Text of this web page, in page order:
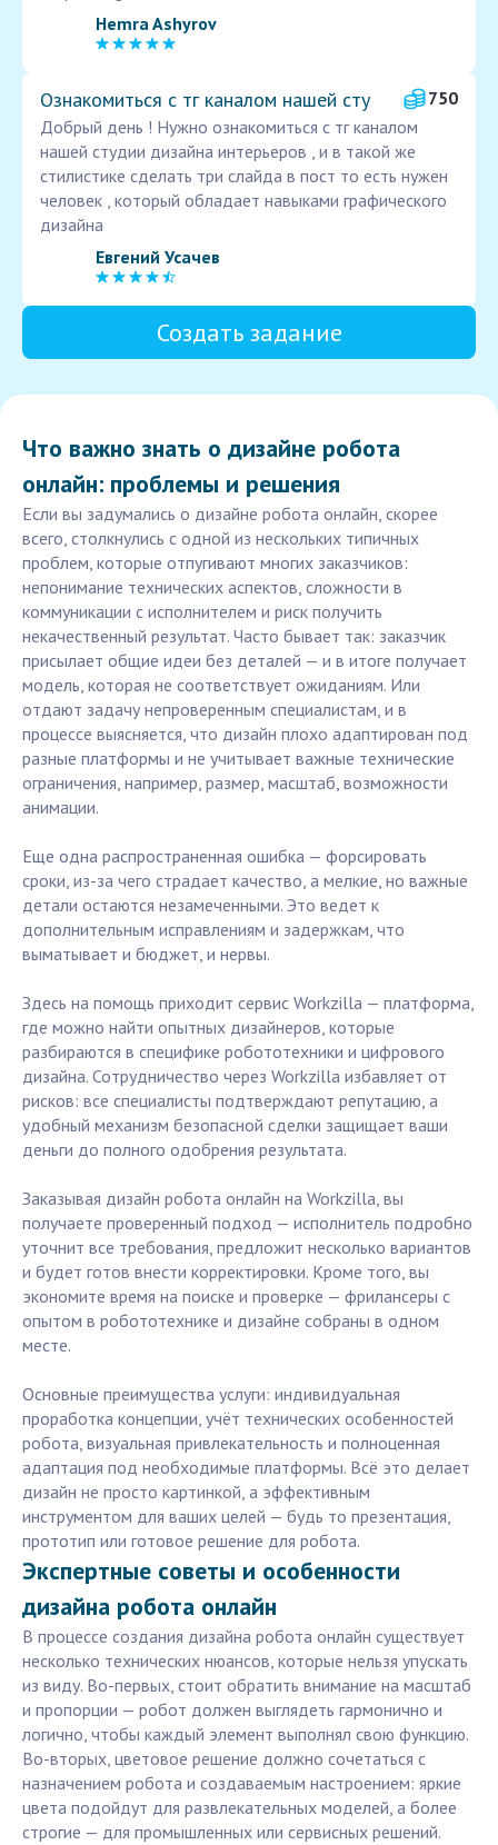
Hemra Ashyrov
Ознакомиться с тг каналом нашей сту
750
Добрый день ! Нужно ознакомиться с тг каналом
нашей студии дизайна интерьеров , и в такой же
стилистике сделать три слайда в пост то есть нужен
человек , который обладает навыками графического
дизайна
Евгений Усачев
Создать задание
Что важно знать о дизайне робота
онлайн: проблемы и решения
Если вы задумались о дизайне робота онлайн, скорее
всего, столкнулись с одной из нескольких типичных
проблем, которые отпугивают многих заказчиков:
непонимание технических аспектов, сложности в
коммуникации с исполнителем и риск получить
некачественный результат. Часто бывает так: заказчик
присылает общие идеи без деталей — и в итоге получает
модель, которая не соответствует ожиданиям. Или
отдают задачу непроверенным специалистам, и в
процессе выясняется, что дизайн плохо адаптирован под
разные платформы и не учитывает важные технические
ограничения, например, размер, масштаб, возможности
анимации.
Еще одна распространенная ошибка — форсировать
сроки, из-за чего страдает качество, а мелкие, но важные
детали остаются незамеченными. Это ведет к
дополнительным исправлениям и задержкам, что
выматывает и бюджет, и нервы.
Здесь на помощь приходит сервис Workzilla — платформа,
где можно найти опытных дизайнеров, которые
разбираются в специфике робототехники и цифрового
дизайна. Сотрудничество через Workzilla избавляет от
рисков: все специалисты подтверждают репутацию, а
удобный механизм безопасной сделки защищает ваши
деньги до полного одобрения результата.
Заказывая дизайн робота онлайн на Workzilla, вы
получаете проверенный подход — исполнитель подробно
уточнит все требования, предложит несколько вариантов
и будет готов внести корректировки. Кроме того, вы
экономите время на поиске и проверке — фрилансеры с
опытом в робототехнике и дизайне собраны в одном
месте.
Основные преимущества услуги: индивидуальная
проработка концепции, учёт технических особенностей
робота, визуальная привлекательность и полноценная
адаптация под необходимые платформы. Всё это делает
дизайн не просто картинкой, а эффективным
инструментом для ваших целей — будь то презентация,
прототип или готовое решение для робота.
Экспертные советы и особенности
дизайна робота онлайн
В процессе создания дизайна робота онлайн существует
несколько технических нюансов, которые нельзя упускать
из виду. Во-первых, стоит обратить внимание на масштаб
и пропорции — робот должен выглядеть гармонично и
логично, чтобы каждый элемент выполнял свою функцию.
Во-вторых, цветовое решение должно сочетаться с
назначением робота и создаваемым настроением: яркие
цвета подойдут для развлекательных моделей, а более
строгие — для промышленных или сервисных решений.